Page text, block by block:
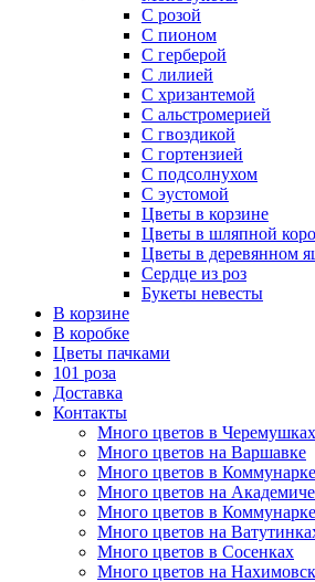
С розой
С пионом
С герберой
С лилией
С хризантемой
С альстромерией
С гвоздикой
С гортензией
С подсолнухом
С эустомой
Цветы в корзине
Цветы в шляпной
Цветы в деревянном
Сердце из роз
Букеты невесты
В корзине
В коробке
Цветы пачками
101 роза
Доставка
Контакты
Много цветов в Черемушках
Много цветов на Варшавке
Много цветов в
Много цветов на
Много цветов в
Много цветов на
Много цветов в Сосенках
Много цветов на